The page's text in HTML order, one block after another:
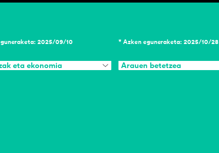
2025/09/10
eta ekonomia
* Azken eguneraketa: 2025/10/28
Arauen betetzea